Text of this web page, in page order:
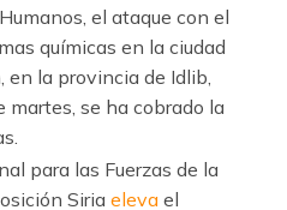
el ataque con el
químicas en la ciudad
en la provincia de Idlib,
martes, se ha cobrado la
para las Fuerzas de la
Siria eleva el